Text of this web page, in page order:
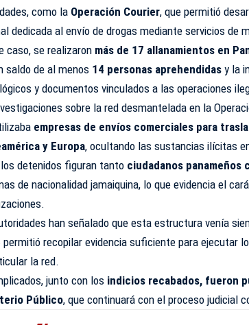
como la Operación Courier, que permitió
dedicada al envío de drogas mediante servicios de
caso, se realizaron más de 17 allanamientos en
saldo de al menos 14 personas aprehendidas y la
y documentos vinculados a las operaciones
sobre la red desmantelada en la
empresas de envíos comerciales para
y Europa, ocultando las sustancias ilícitas
detenidos figuran tanto ciudadanos panameños
de nacionalidad jamaiquina, lo que evidencia el
han señalado que esta estructura venía
permitió recopilar evidencia suficiente para ejecutar
la red.
junto con los indicios recabados, fueron
Público, que continuará con el proceso judicial